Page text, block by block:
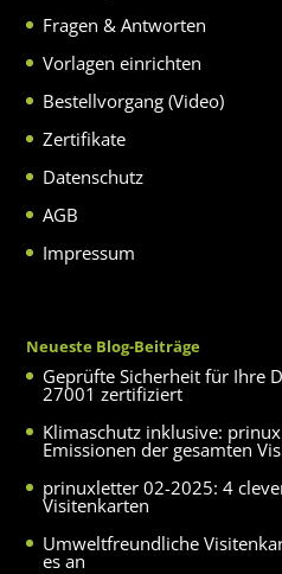
Fragen & Antworten
Vorlagen einrichten
Bestellvorgang (Video)
Zertifikate
Datenschutz
AGB
Impressum
Neueste Blog-Beiträge
Geprüfte Sicherheit für Ihre
27001 zertifiziert
Klimaschutz inklusive:
Emissionen der gesamten
prinuxletter 02-2025: 4
Visitenkarten
Umweltfreundliche
es an